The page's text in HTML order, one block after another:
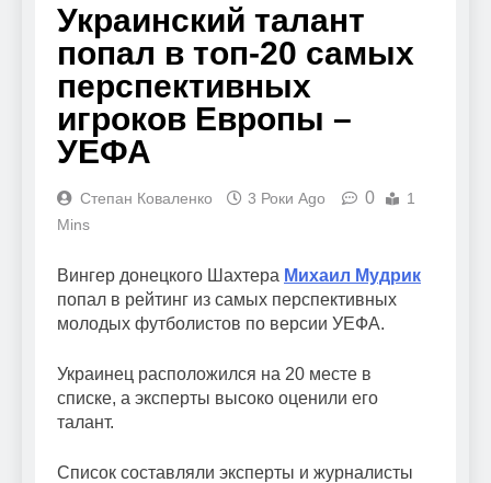
Украинский талант
попал в топ-20 самых
перспективных
игроков Европы –
УЕФА
Степан Коваленко 3 Роки Ago 0
1
Mins
Вингер донецкого Шахтера Михаил Мудрик
попал в рейтинг из самых перспективных
молодых футболистов по версии УЕФА.
Украинец расположился на 20 месте в
списке, а эксперты высоко оценили его
талант.
Список составляли эксперты и журналисты